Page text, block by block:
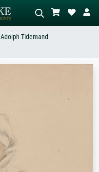
Adolph Tidemand